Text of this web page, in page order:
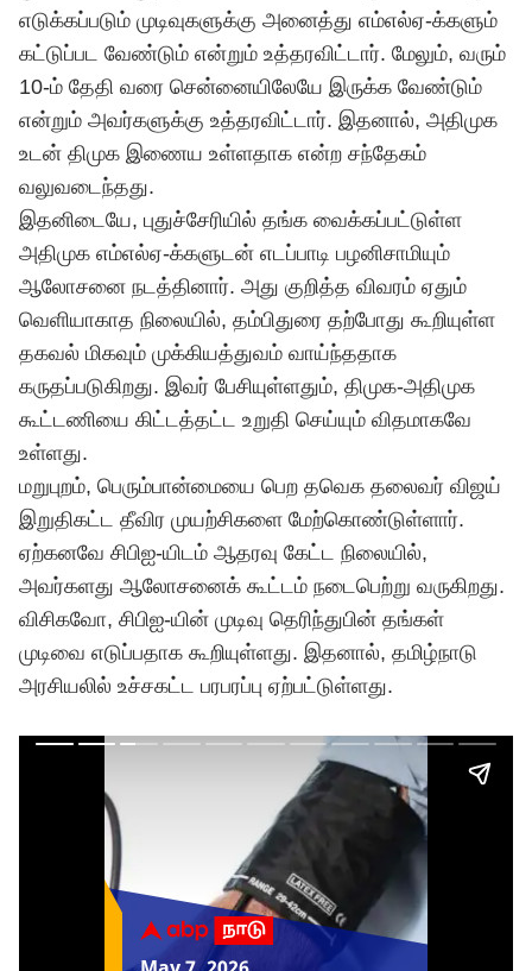
எடுக்கப்படும் முடிவுகளுக்கு அனைத்து எம்எல்ஏ-க்களும்
கட்டுப்பட வேண்டும் என்றும் உத்தரவிட்டார். மேலும், வரும்
10-ம் தேதி வரை சென்னையிலேயே இருக்க வேண்டும்
என்றும் அவர்களுக்கு உத்தரவிட்டார். இதனால், அதிமுக
உடன் திமுக இணைய உள்ளதாக என்ற சந்தேகம்
வலுவடைந்தது.
இதனிடையே, புதுச்சேரியில் தங்க வைக்கப்பட்டுள்ள
அதிமுக எம்எல்ஏ-க்களுடன் எடப்பாடி பழனிசாமியும்
ஆலோசனை நடத்தினார். அது குறித்த விவரம் ஏதும்
வெளியாகாத நிலையில், தம்பிதுரை தற்போது கூறியுள்ள
தகவல் மிகவும் முக்கியத்துவம் வாய்ந்ததாக
கருதப்படுகிறது. இவர் பேசியுள்ளதும், திமுக-அதிமுக
கூட்டணியை கிட்டத்தட்ட உறுதி செய்யும் விதமாகவே
உள்ளது.
மறுபுறம், பெரும்பான்மையை பெற தவெக தலைவர் விஜய்
இறுதிகட்ட தீவிர முயற்சிகளை மேற்கொண்டுள்ளார்.
ஏற்கனவே சிபிஐ-யிடம் ஆதரவு கேட்ட நிலையில்,
அவர்களது ஆலோசனைக் கூட்டம் நடைபெற்று வருகிறது.
விசிகவோ, சிபிஐ-யின் முடிவு தெரிந்துபின் தங்கள்
முடிவை எடுப்பதாக கூறியுள்ளது. இதனால், தமிழ்நாடு
அரசியலில் உச்சகட்ட பரபரப்பு ஏற்பட்டுள்ளது.